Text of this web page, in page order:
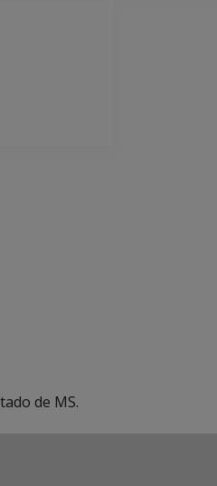
de MS.